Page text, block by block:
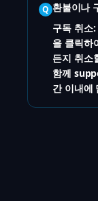
Q 환불이나
구독 취소
을 클릭하
든지 취소
함께
간 이내에